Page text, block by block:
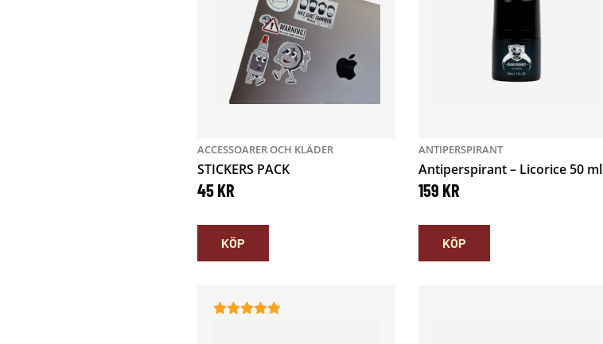
ACCESSOARER OCH KLÄDER
STICKERS PACK
45KR
KÖP
ANTIPERSPIRANT
Antiperspirant – Licorice 50 ml
159 KR
KÖP